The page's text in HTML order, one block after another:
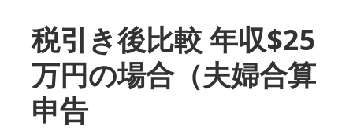
税引き後比較 年収$25
万円の場合（夫婦合算
申告